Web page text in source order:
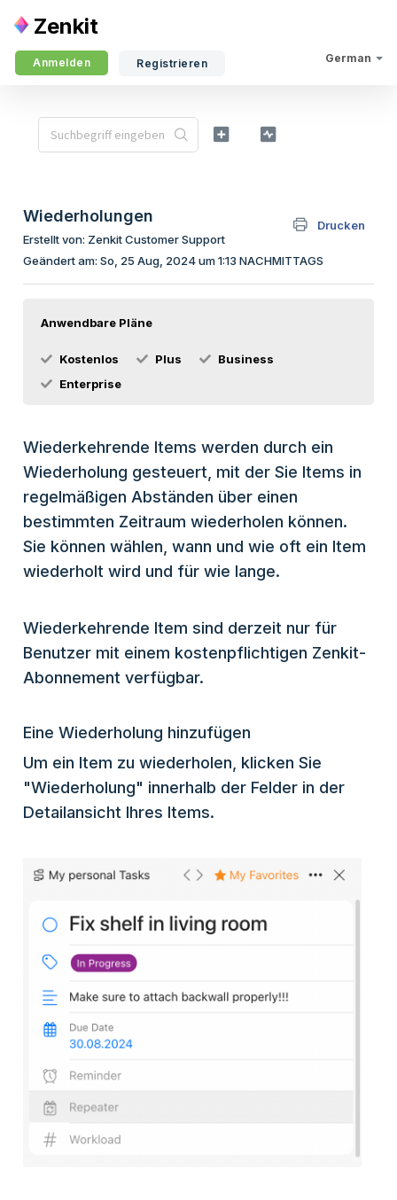
Zenkit
German
Anmelden Registrieren
Wiederholungen
Drucken
Erstellt von: Zenkit Customer Support
Geändert am: So, 25 Aug, 2024 um 1:13 NACHMITTAGS
Anwendbare Pläne
Kostenlos Plus
Business
Enterprise
Wiederkehrende Items werden durch ein
Wiederholung gesteuert, mit der Sie Items in
regelmäßigen Abständen über einen
bestimmten Zeitraum wiederholen können.
Sie können wählen, wann und wie oft ein Item
wiederholt wird und für wie lange.
Wiederkehrende Item sind derzeit nur für
Benutzer mit einem kostenpflichtigen Zenkit-
Abonnement verfügbar.
Eine Wiederholung hinzufügen
Um ein Item zu wiederholen, klicken Sie
"Wiederholung" innerhalb der Felder in der
Detailansicht Ihres Items.